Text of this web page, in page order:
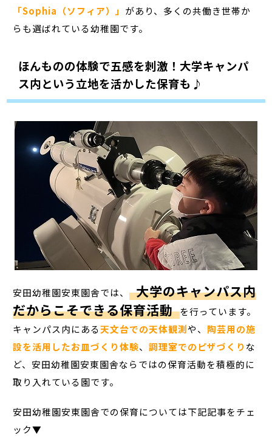
「Sophia（ソフィア）」 があり、多くの共働き世帯か
らも選ばれている幼稚園です。
ほんものの体験で五感を刺激！大学キャンパ
ス内という立地を活かした保育も♪
安田幼稚園安東園舎では、 大学のキャンパス内
だからこそできる保育活動 を行っています。
キャンパス内にある天文台での天体観測や、 陶芸用の施
設を活用したお皿づくり体験、調理室でのピザづくり な
ど、安田幼稚園安東園舎ならではの保育活動を積極的に
取り入れている園です。
安田幼稚園安東園舎での保育については下記記事をチェ
ック▼